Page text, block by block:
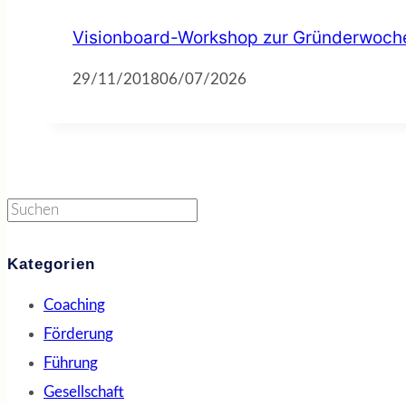
Visionboard-Workshop zur
29/11/201806/07/2026
Suchen
Kategorien
Coaching
Förderung
Führung
Gesellschaft